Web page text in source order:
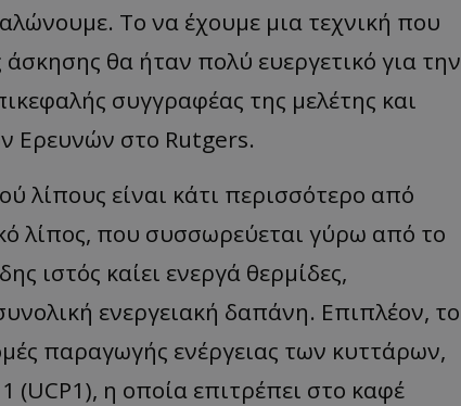
To να έχουμε μια τεχνική που
θα ήταν πολύ ευεργετικό για την
συγγραφέας της μελέτης και
Ερευνών στο Rutgers.
λίπους είναι κάτι περισσότερο από
λίπος, που συσσωρεύεται γύρω από το
ιστός καίει ενεργά θερμίδες,
ενεργειακή δαπάνη. Επιπλέον, το
παραγωγής ενέργειας των κυττάρων,
η οποία επιτρέπει στο καφέ